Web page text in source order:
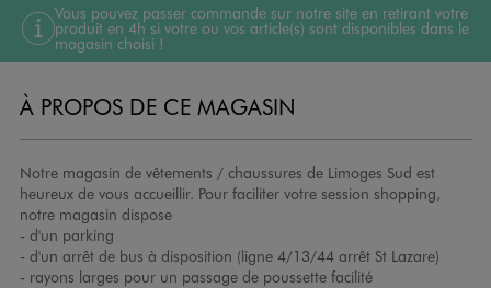
Vous pouvez passer commande sur notre site en retirant votre
produit en 4h si votre ou vos article(s) sont disponibles dans le
magasin choisi !
À PROPOS DE CE MAGASIN
Notre magasin de vêtements / chaussures de Limoges Sud est
heureux de vous accueillir. Pour faciliter votre session shopping,
notre magasin dispose
- d'un parking
- d'un arrêt de bus à disposition (ligne 4/13/44 arrêt St Lazare)
- rayons larges pour un passage de poussette facilité